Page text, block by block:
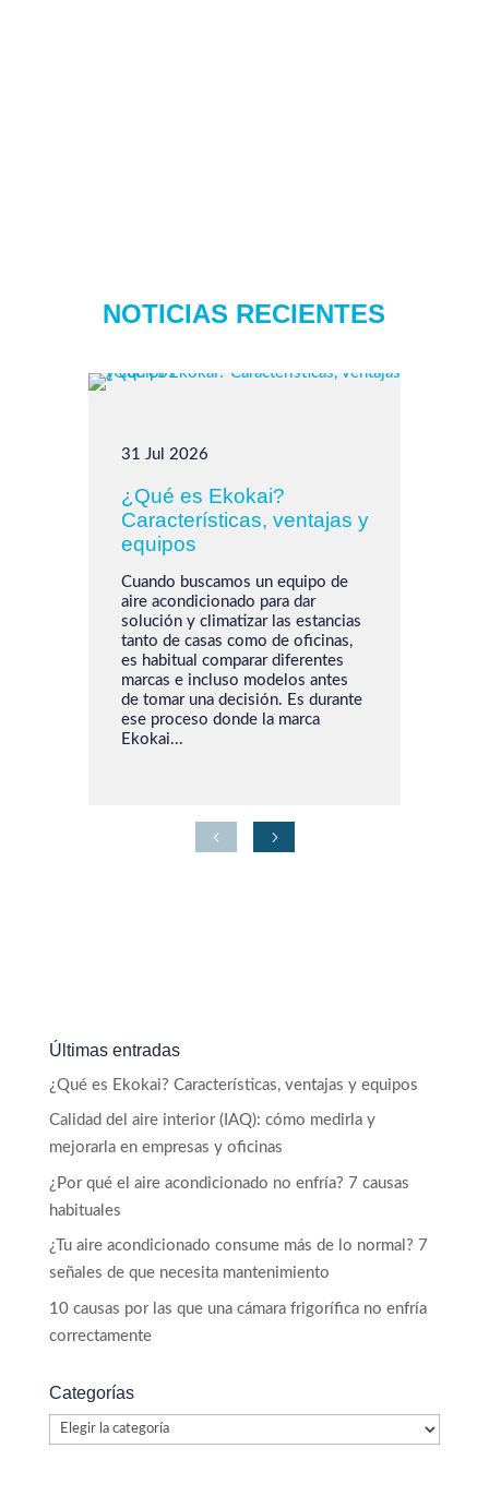
NOTICIAS RECIENTES
31 Jul 2026
¿Qué es Ekokai?
Características, ventajas y
equipos
Cuando buscamos un equipo de
aire acondicionado para dar
solución y climatizar las estancias
tanto de casas como de oficinas,
es habitual comparar diferentes
marcas e incluso modelos antes
de tomar una decisión. Es durante
ese proceso donde la marca
Ekokai...
Últimas entradas
¿Qué es Ekokai? Características, ventajas y equipos
Calidad del aire interior (IAQ): cómo medirla y
mejorarla en empresas y oficinas
¿Por qué el aire acondicionado no enfría? 7 causas
habituales
¿Tu aire acondicionado consume más de lo normal? 7
señales de que necesita mantenimiento
10 causas por las que una cámara frigorífica no enfría
correctamente
Categorías
Categorías